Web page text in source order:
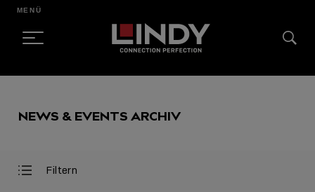
CONTENT
MENÜ
NEWS & EVENTS ARCHIV
Filter
Filter
Filtern